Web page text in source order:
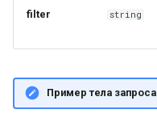
filter string
Пример тела запроса